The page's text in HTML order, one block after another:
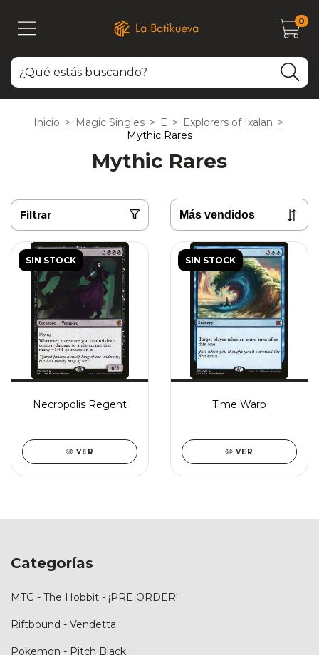
0
Inicio > Magic Singles > E > Explorers of Ixalan >
Mythic Rares
Mythic Rares
Filtrar
SIN STOCK
Necropolis Regent
VER
SIN STOCK
Time Warp
VER
Categorías
MTG - The Hobbit - ¡PRE ORDER!
Riftbound - Vendetta
Pokemon - Pitch Black